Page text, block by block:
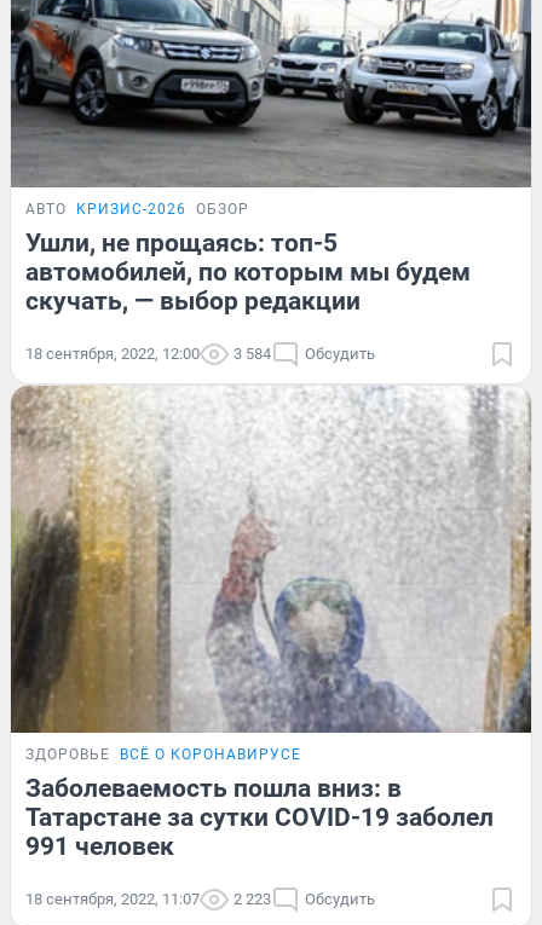
АВТО КРИЗИС-2026 ОБЗОР
Ушли, не прощаясь: топ-5
автомобилей, по которым мы будем
скучать, — выбор редакции
18 сентября, 2022, 12:00 3 584 Обсудить
ЗДОРОВЬЕ ВСЁ О КОРОНАВИРУСЕ
Заболеваемость пошла вниз: в
Татарстане за сутки COVID-19 заболел
991 человек
18 сентября, 2022, 11:07 2 223 Обсудить